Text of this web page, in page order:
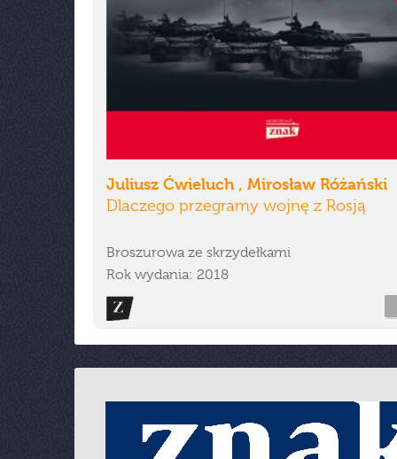
Juliusz Ćwieluch , Mirosław Różański
Dlaczego przegramy wojnę z Rosją
Broszurowa ze skrzydełkami
Rok wydania: 2018